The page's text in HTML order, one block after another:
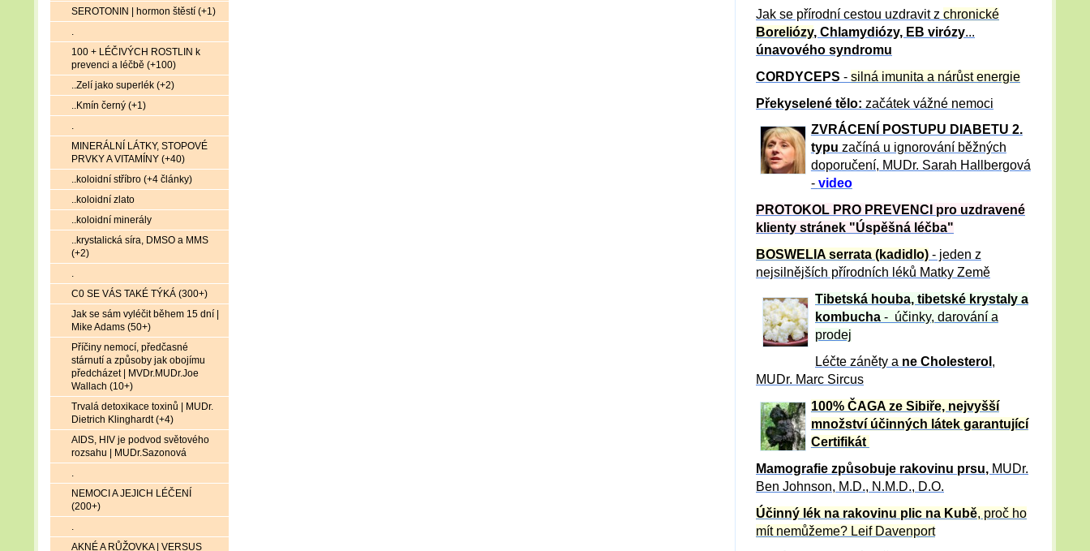
Jak se přírodní cestou uzdravit z chronické
Boreliózy, Chlamydiózy, EB virózy...
únavového syndromu
CORDYCEPS - silná imunita a nárůst energie
Překyselené tělo: začátek vážné nemoci
ZVRÁCE NÍ POSTUPU DIABETU 2.
typu začíná u ignorování běžných
doporučení, MUDr. Sarah Hallbergová
- video
PROTOKOL PRO PREVENCI pro uzdravené
klienty stránek "Úspěšná léčba"
BOSWELIA serrata (kadidlo) - jeden z
nejsilnějších přírodních léků Matky Země
Tibetská houba, tibetské krystaly a
kombucha - účinky, darování a
prodej
Léčte záněty a ne Cholesterol ,
MUDr. Marc Sircus
100% ČAGA ze Sibiře, nejvyšší
množství účinných látek garantující
Certifikát
Mamografie způsobuje rakovinu prsu, MUDr.
Ben Johnson, M.D., N.M.D., D.O.
Účinný lék na rakovinu plic na Kubě, proč ho
mít nemůžeme? Leif Davenport
SEROTONIN | hormon štěstí (+1)
.
100 + LÉČIVÝCH ROSTLIN k
prevenci a léčbě (+100)
..Zelí jako superlék (+2)
..Kmín černý (+1)
.
MINERÁLNÍ LÁTKY, STOPOVÉ
PRVKY A VITAMÍNY (+40)
..koloidní stříbro (+4 články)
..koloidní zlato
..koloidní minerály
..krystalická síra, DMSO a MMS
(+2)
.
C0 SE VÁS TAKÉ TÝKÁ (300+)
Jak se sám vyléčit během 15 dní |
Mike Adams (50+)
Příčiny nemocí, předčasné
stárnutí a způsoby jak obojímu
předcházet | MVDr.MUDr.Joe
Wallach (10+)
Trvalá detoxikace toxinů | MUDr.
Dietrich Klinghardt (+4)
AIDS, HIV je podvod světového
rozsahu | MUDr.Sazonová
.
NEMOCI A JEJICH LÉČENÍ
(200+)
.
AKNÉ A RŮŽOVKA | VERSUS